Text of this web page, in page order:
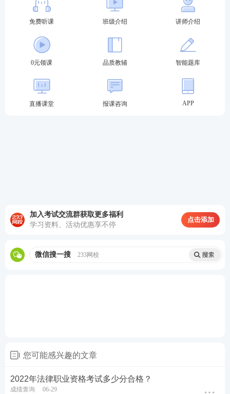
加学霸君好友进备考群
享专业报考答疑>>
免费听课 班级介绍 讲师介绍
0元领课 品质教辅 智能题库
直播课堂 报课咨询 APP
加入考试交流群获取更多福利
学习资料、活动优惠享不停
点击添加
微信搜一搜 233网校
您可能感兴趣的文章
2022年法律职业资格考试多少分合格？
成绩查询 06-29